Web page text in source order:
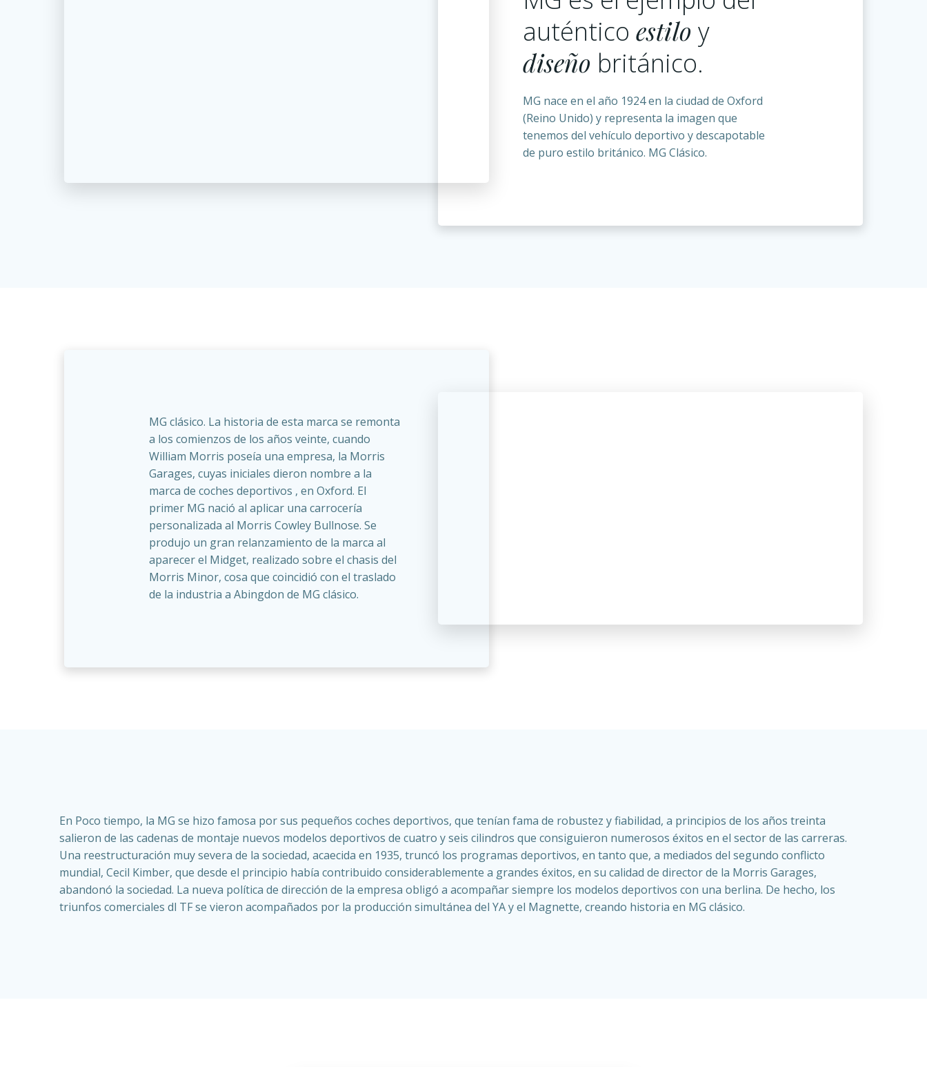
auténticoestilo y
diseño británico.
MG nace en el año 1924 en la ciudad de Oxford
(Reino Unido) y representa la imagen que
tenemos del vehículo deportivo y descapotable
de puro estilo británico. MG Clásico.
MG clásico. La historia de esta marca se remonta
a los comienzos de los años veinte, cuando
William Morris poseía una empresa, la Morris
Garages, cuyas iniciales dieron nombre a la
marca de coches deportivos , en Oxford. El
primer MG nació al aplicar una carrocería
personalizada al Morris Cowley Bullnose. Se
produjo un gran relanzamiento de la marca al
aparecer el Midget, realizado sobre el chasis del
Morris Minor, cosa que coincidió con el traslado
de la industria a Abingdon de MG clásico.
En Poco tiempo, la MG se hizo famosa por sus pequeños coches deportivos, que tenían fama de robustez y fiabilidad, a principios de los años treinta
salieron de las cadenas de montaje nuevos modelos deportivos de cuatro y seis cilindros que consiguieron numerosos éxitos en el sector de las carreras.
Una reestructuración muy severa de la sociedad, acaecida en 1935, truncó los programas deportivos, en tanto que, a mediados del segundo conflicto
mundial, Cecil Kimber, que desde el principio había contribuido considerablemente a grandes éxitos, en su calidad de director de la Morris Garages,
abandonó la sociedad. La nueva política de dirección de la empresa obligó a acompañar siempre los modelos deportivos con una berlina. De hecho, los
triunfos comerciales dl TF se vieron acompañados por la producción simultánea del YA y el Magnette, creando historia en MG clásico.